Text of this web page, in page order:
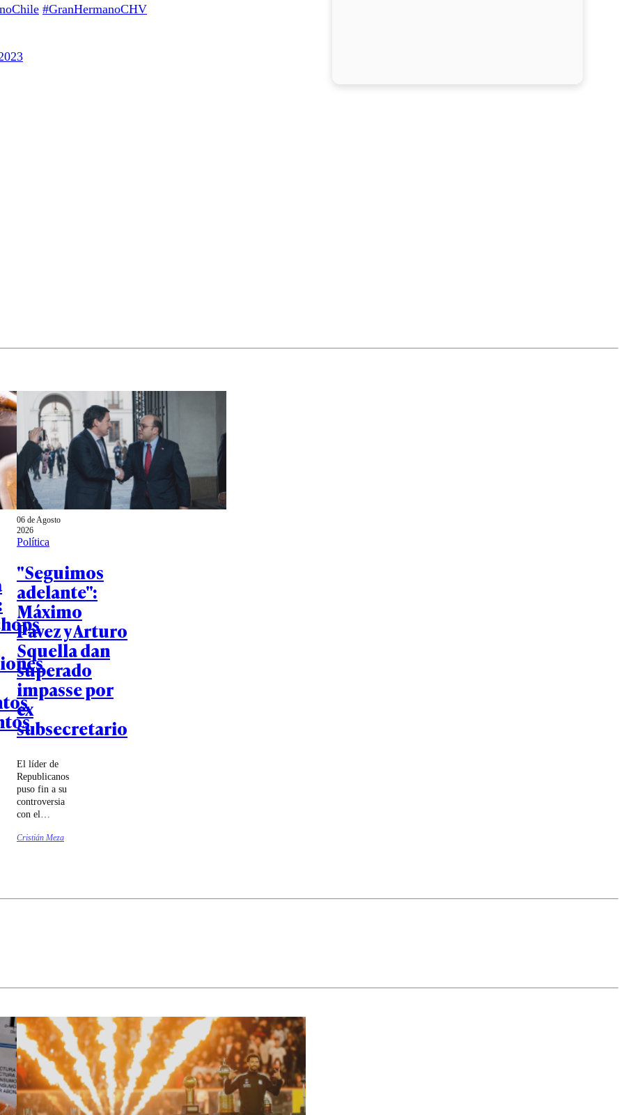
#GranHermanoCHV
06 de Agosto
2026
Política
"Seguimos
adelante":
Máximo
Pavez y Arturo
Squella dan
superado
impasse por
ex
subsecretario
El líder de
Republicanos
puso fin a su
controversia
con el
de Interior.
Cristián Meza